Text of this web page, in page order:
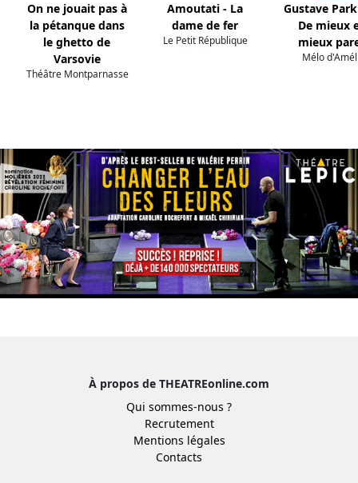
On ne jouait pas à
la pétanque dans
le ghetto de
Varsovie
Théâtre Montparnasse
Amoutati - La
dame de fer
Le Petit République
Gustave
De mieux
mieux
Mélo
À propos de THEATREonline.com
Qui sommes-nous ?
Recrutement
Mentions légales
Contacts